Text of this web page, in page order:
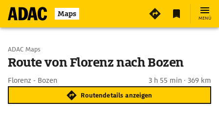
Maps MENÜ
Start wählen
ADAC Maps
Route von Florenz nach Bozen
Florenz - Bozen 3 h 55 min · 369 km
Routendetails anzeigen